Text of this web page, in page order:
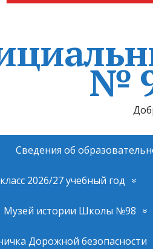
№
Сведения об
2026/27 учебный год
Музей истории Школы №98
Дорожной безопасности